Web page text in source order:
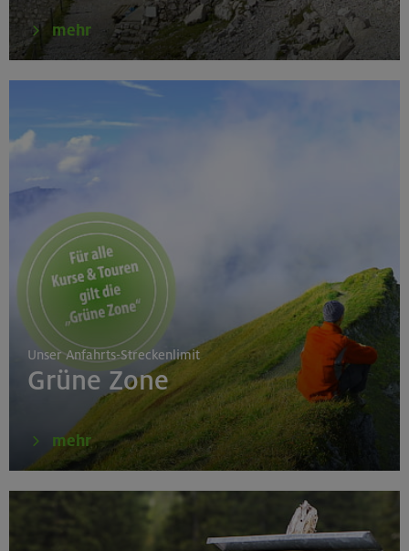
mehr
Unser Anfahrts-Streckenlimit
Grüne Zone
mehr